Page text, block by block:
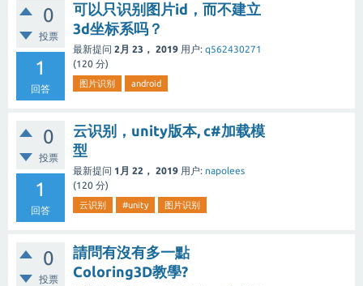
0
投票
1
回答
可以只识别图片id，而不建立
3d坐标系吗？
最新提问 2月 23， 2019 用户: q562430271
(120 分)
图片识别 android
0
投票
1
回答
云识别，unity版本, c#加载模
型
最新提问 1月 22， 2019 用户: napolees
(120 分)
云识别 #unity 图片识别
0
投票
請問有沒有多一點
Coloring3D教學?